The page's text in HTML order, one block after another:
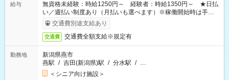
給与
無資格未経験：時給1250円～ 経験者：時給1350円～ ★日払
い／週払い制度あり（月払いも選べます）※稼働開始時は手続き
完了次第のお支払いとなります。
交通費別途支給あり
交通費 交通費全額支給※規定有
勤務地
新潟県燕市
燕駅 / 吉田(新潟県)駅 / 分水駅 / …
＜シニア向け施設＞